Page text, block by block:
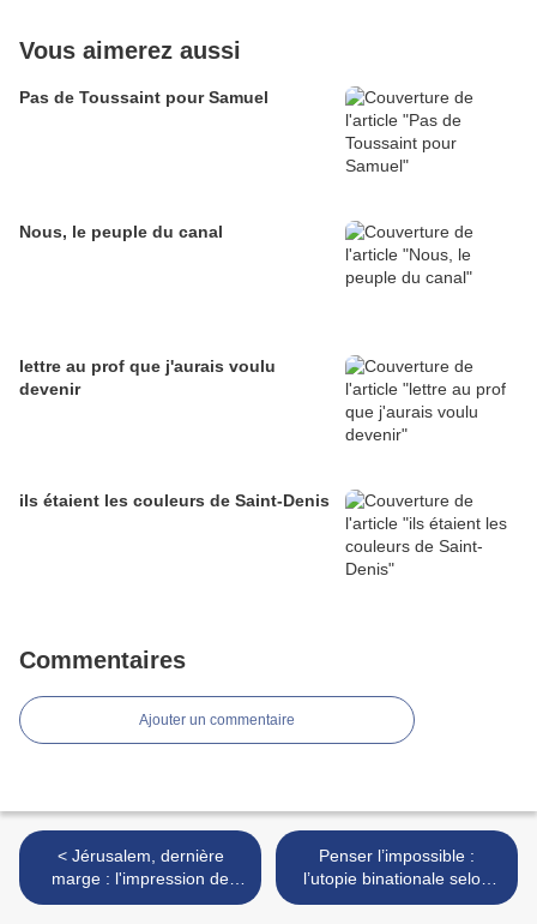
Vous aimerez aussi
Pas de Toussaint pour Samuel
Nous, le peuple du canal
lettre au prof que j'aurais voulu
devenir
ils étaient les couleurs de Saint-Denis
Commentaires
Ajouter un commentaire
< Jérusalem, dernière
marge : l'impression de
trouver (enfin ?!) une
Penser l’impossible :
l’utopie binationale selon
Judith Butler >